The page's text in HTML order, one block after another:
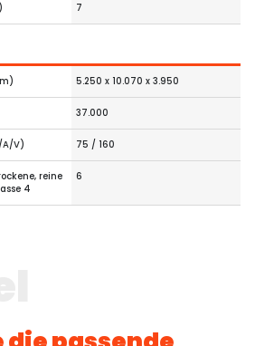
7
5.250 x 10.070 x 3.950
37.000
A/V) 75 / 160
reine
4
6